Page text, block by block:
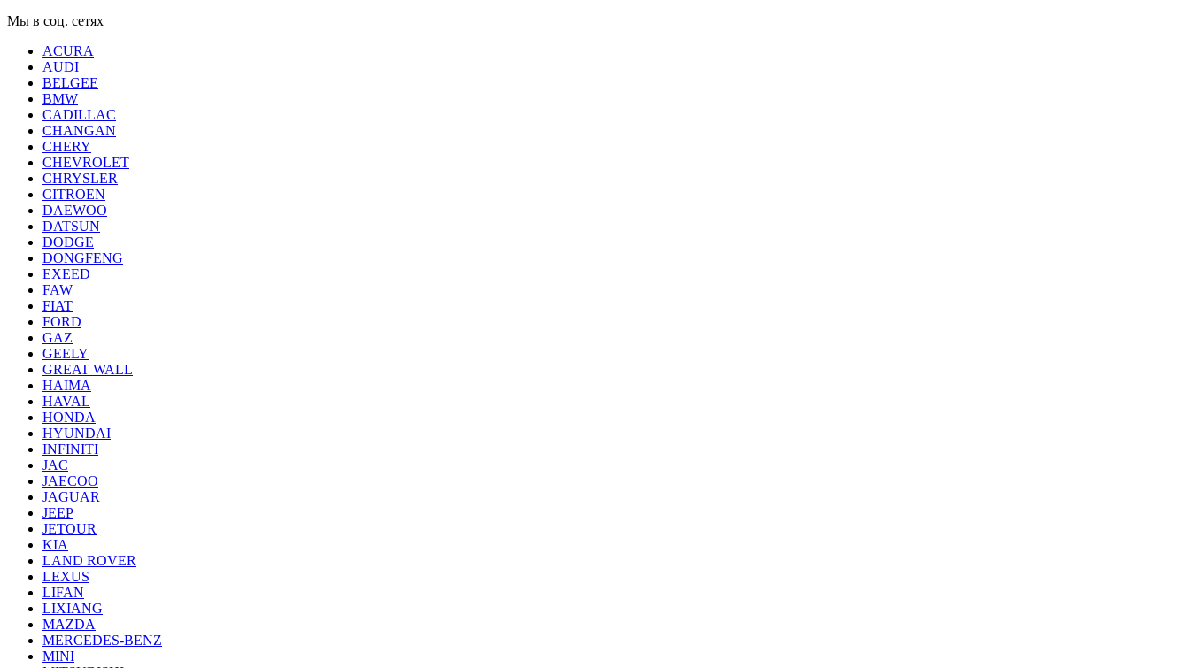
Мы в соц. сетях
ACURA
AUDI
BELGEE
BMW
CADILLAC
CHANGAN
CHERY
CHEVROLET
CHRYSLER
CITROEN
DAEWOO
DATSUN
DODGE
DONGFENG
EXEED
FAW
FIAT
FORD
GAZ
GEELY
GREAT WALL
HAIMA
HAVAL
HONDA
HYUNDAI
INFINITI
JAC
JAECOO
JAGUAR
JEEP
JETOUR
KIA
LAND ROVER
LEXUS
LIFAN
LIXIANG
MAZDA
MERCEDES-BENZ
MINI